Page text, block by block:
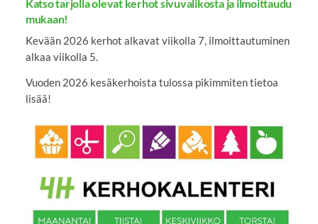
Katso tarjolla olevat kerhot sivuvalikosta ja ilmoittaudu
mukaan!
Kevään 2026 kerhot alkavat viikolla 7, ilmoittautuminen
alkaa viikolla 5.
Vuoden 2026 kesäkerhoista tulossa pikimmiten tietoa
lisää!